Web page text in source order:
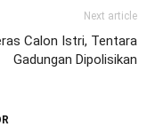
Next article
Calon Istri, Tentara
Gadungan Dipolisikan